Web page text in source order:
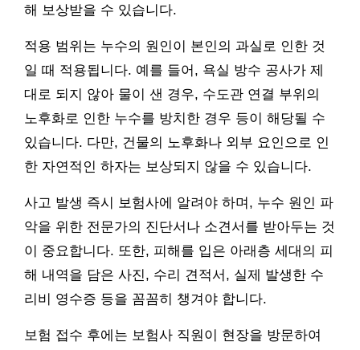
해 보상받을 수 있습니다.
적용 범위는 누수의 원인이 본인의 과실로 인한 것
일 때 적용됩니다. 예를 들어, 욕실 방수 공사가 제
대로 되지 않아 물이 샌 경우, 수도관 연결 부위의
노후화로 인한 누수를 방치한 경우 등이 해당될 수
있습니다. 다만, 건물의 노후화나 외부 요인으로 인
한 자연적인 하자는 보상되지 않을 수 있습니다.
사고 발생 즉시 보험사에 알려야 하며, 누수 원인 파
악을 위한 전문가의 진단서나 소견서를 받아두는 것
이 중요합니다. 또한, 피해를 입은 아래층 세대의 피
해 내역을 담은 사진, 수리 견적서, 실제 발생한 수
리비 영수증 등을 꼼꼼히 챙겨야 합니다.
보험 접수 후에는 보험사 직원이 현장을 방문하여